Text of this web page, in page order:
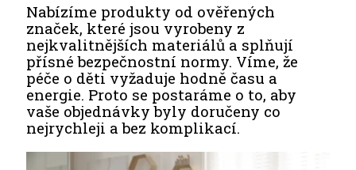
Nabízíme produkty od ověřených
značek, které jsou vyrobeny z
nejkvalitnějších materiálů a splňují
přísné bezpečnostní normy. Víme, že
péče o děti vyžaduje hodně času a
energie. Proto se postaráme o to, aby
vaše objednávky byly doručeny co
nejrychleji a bez komplikací.